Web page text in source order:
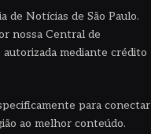
de Notícias de São Paulo.
nossa Central de
autorizada mediante crédito
para conectar
ao melhor conteúdo.